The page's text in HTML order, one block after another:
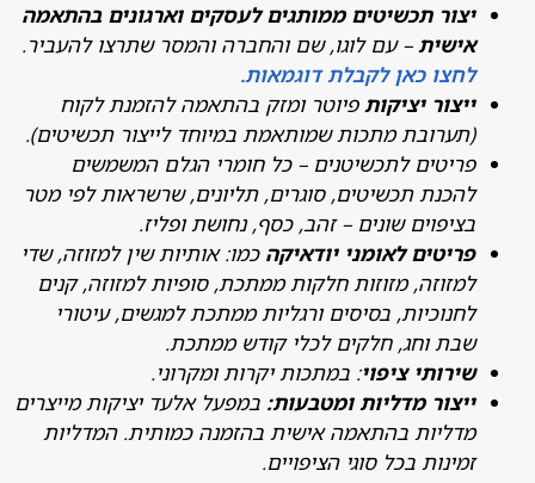
תכשיטים ממותגים לעסקים וארגונים בהתאמה
– עם לוגו, שם והחברה והמסר שתרצו להעביר.
כאן לקבלת דוגמאות.
יציקות פיוטר ומזק בהתאמה להזמנת לקוח
מתכות שמותאמת במיוחד לייצור תכשיטים).
לתכשיטנים – כל חומרי הגלם המשמשים
תכשיטים, סוגרים, תליונים, שרשראות לפי מטר
שונים – זהב, כסף, נחושת ופליז.
לאומני יודאיקהכמו: אותיות שין למזוזה, שדי
מזוזות חלקות ממתכת, סופיות למזוזה, קנים
בסיסים ורגליות ממתכת למגשים, עיטורי
וחג, חלקים לכלי קודש ממתכת.
ציפוי: במתכות יקרות ומקרוני.
מדליות ומטבעות:במפעל אלעד יציקות מייצרים
בהתאמה אישית בהזמנה כמותית. המדליות
בכל סוגי הציפויים.